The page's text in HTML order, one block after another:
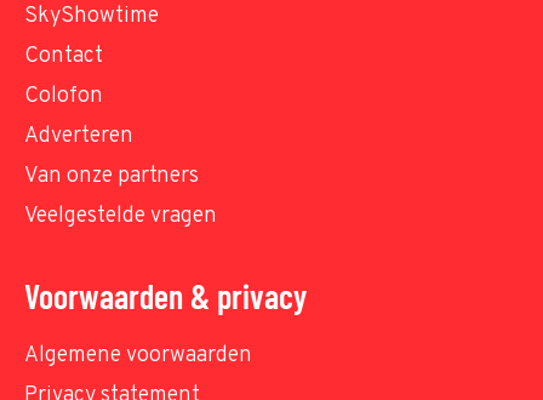
SkyShowtime
Contact
Colofon
Adverteren
Van onze partners
Veelgestelde vragen
Voorwaarden & privacy
Algemene voorwaarden